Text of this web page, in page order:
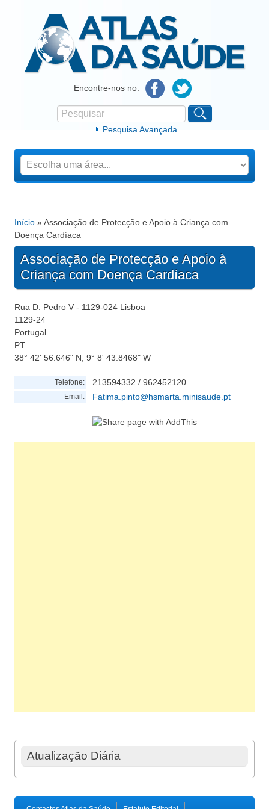
Atlas da SaúdeEncontre-nos no:
Formulário de procura
Pesquisar
Pesquisa Avançada
Está aqui
Início » Associação de Protecção e Apoio à Criança com
Doença Cardíaca
Associação de Protecção e Apoio à
Criança com Doença Cardíaca
Rua D. Pedro V - 1129-024 Lisboa
1129-24
Portugal
PT
38° 42' 56.646" N, 9° 8' 43.8468" W
Telefone: 213594332 / 962452120
Email: Fatima.pinto@hsmarta.minisaude.pt
Atualização Diária